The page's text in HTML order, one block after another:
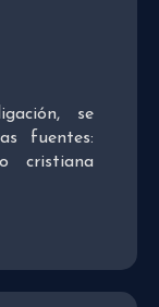
se
fuentes:
cristiana